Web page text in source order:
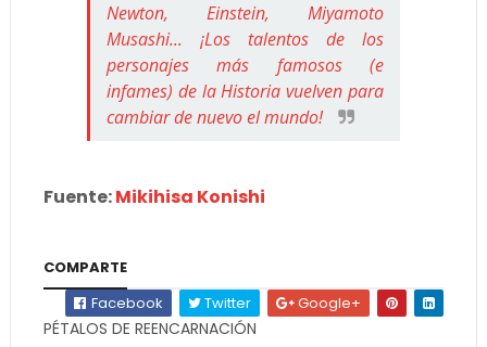
Newton, Einstein, Miyamoto
Musashi... ¡Los talentos de los
personajes más famosos (e
infames) de la Historia vuelven para
cambiar de nuevo el mundo!
Fuente:Mikihisa Konishi
COMPARTE
Facebook
Twitter Google+
PÉTALOS DE REENCARNACIÓN